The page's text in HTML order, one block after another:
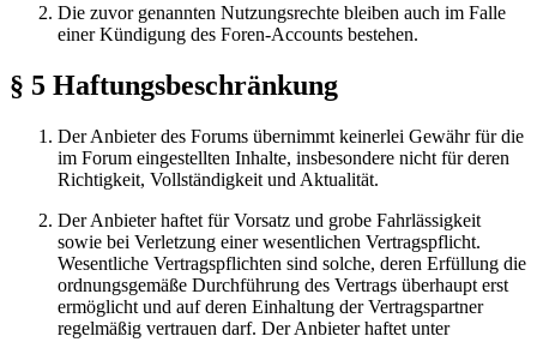
Die zuvor genannten Nutzungsrechte bleiben auch im Falle
einer Kündigung des Foren-Accounts bestehen.
§ 5 Haftungsbeschränkung
Der Anbieter des Forums übernimmt keinerlei Gewähr für die
im Forum eingestellten Inhalte, insbesondere nicht für deren
Richtigkeit, Vollständigkeit und Aktualität.
Der Anbieter haftet für Vorsatz und grobe Fahrlässigkeit
sowie bei Verletzung einer wesentlichen Vertragspflicht.
Wesentliche Vertragspflichten sind solche, deren Erfüllung die
ordnungsgemäße Durchführung des Vertrags überhaupt erst
ermöglicht und auf deren Einhaltung der Vertragspartner
regelmäßig vertrauen darf. Der Anbieter haftet unter